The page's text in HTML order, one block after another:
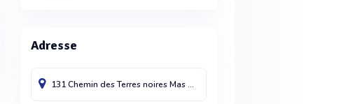
Adresse
131 Chemin des Terres noires Mas de Saint Jean